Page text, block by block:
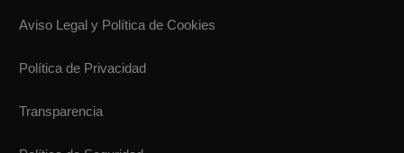
Aviso Legal y Política de Cookies
Política de Privacidad
Transparencia